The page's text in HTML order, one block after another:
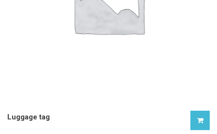
Luggage tag